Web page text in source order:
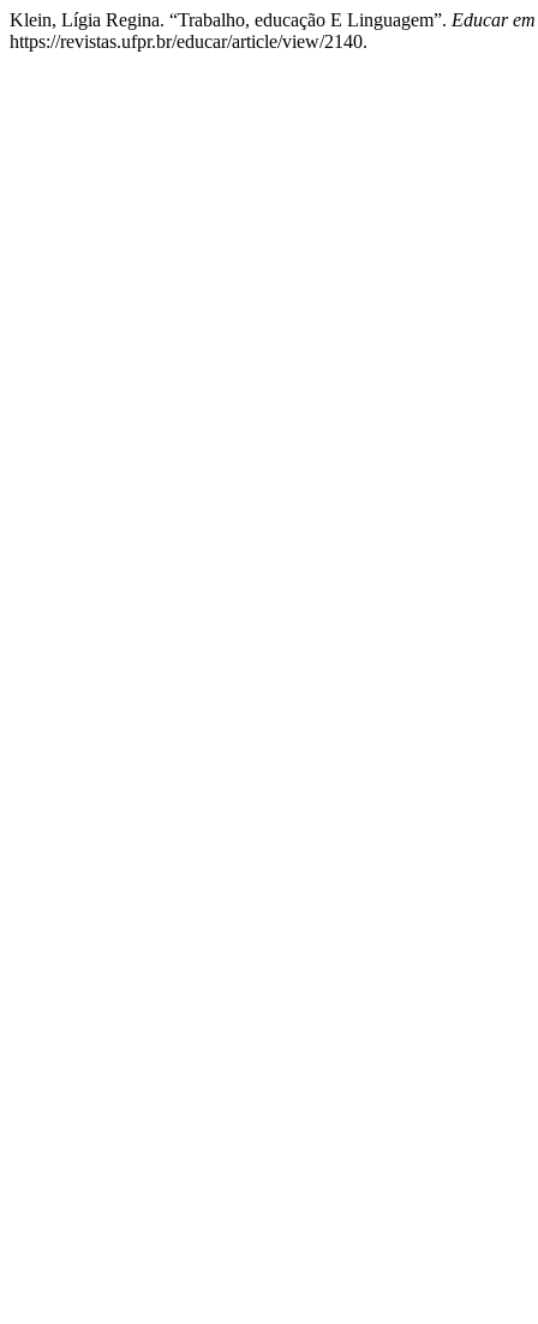
Klein, Lígia Regina. “Trabalho, educação E Linguagem”. Educar
https://revistas.ufpr.br/educar/article/view/2140.